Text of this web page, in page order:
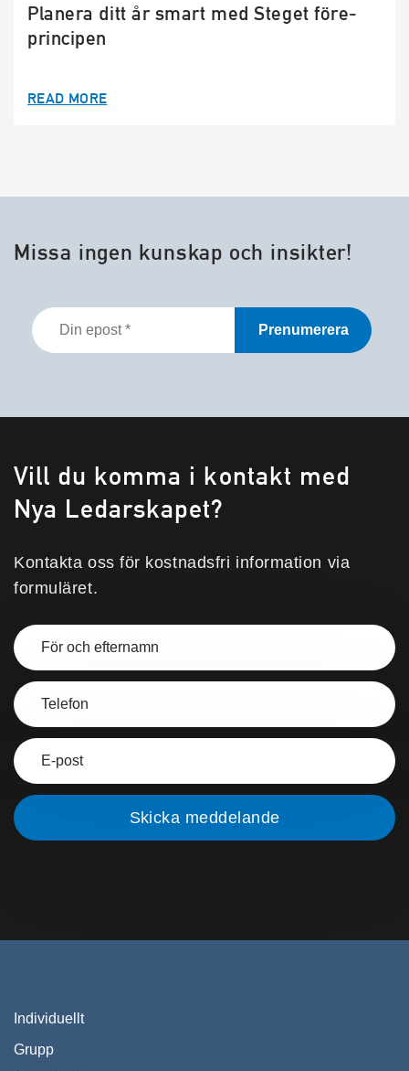
Planera ditt år smart med Steget före-
principen
READ MORE
Missa ingen kunskap och insikter!
Din
epost
Vill du komma i kontakt med
Nya Ledarskapet?
Kontakta oss för kostnadsfri information via
formuläret.
Individuellt
Grupp